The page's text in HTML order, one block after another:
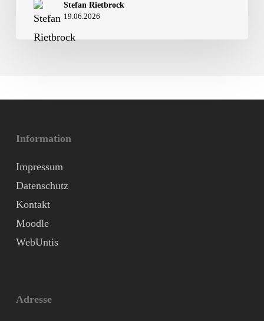
Kunsthalle
Göppingen
Stefan Rietbrock
19.06.2026
Information
Impressum
Datenschutz
Kontakt
Moodle
WebUntis
Adresse